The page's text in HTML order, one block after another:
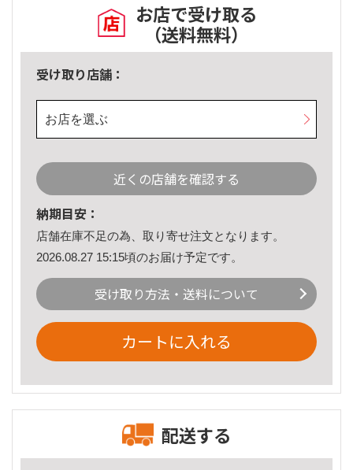
お店で受け取る
（送料無料）
受け取り店舗：
お店を選ぶ
近くの店舗を確認する
納期目安：
店舗在庫不足の為、取り寄せ注文となります。
2026.08.27 15:15頃のお届け予定です。
受け取り方法・送料について
カートに入れる
配送する